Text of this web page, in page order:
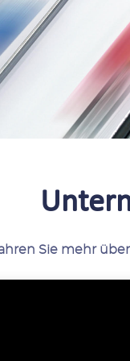
Sie mehr über